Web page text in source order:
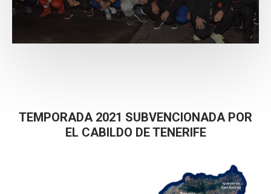
TEMPORADA 2021 SUBVENCIONADA POR
EL CABILDO DE TENERIFE